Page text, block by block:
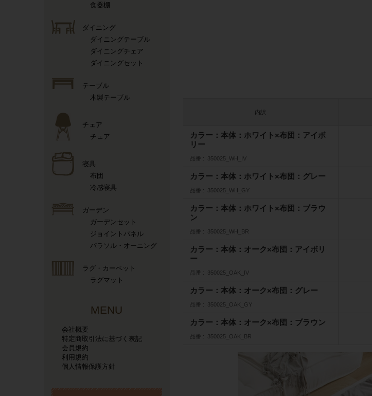
内訳
カラー：本体：ホワイト×布団：アイボ
リー
品番 350025_WH_IV
カラー：本体：ホワイト×布団：グレー
品番 350025_WH_GY
カラー：本体：ホワイト×布団：ブラウ
ン
品番 350025_WH_BR
カラー：本体：オーク×布団：アイボリ
ー
品番 350025_OAK_IV
カラー：本体：オーク×布団：グレー
品番 350025_OAK_GY
カラー：本体：オーク×布団：ブラウン
品番 350025_OAK_BR
食器棚
ダイニング
ダイニングテーブル
ダイニングチェア
ダイニングセット
テーブル
木製テーブル
チェア
チェア
寝具
布団
冷感寝具
ガーデン
ガーデンセット
ジョイントパネル
パラソル・オーニング
ラグ・カーペット
ラグマット
MENU
会社概要
特定商取引法に基づく表記
会員規約
利用規約
個人情報保護方針